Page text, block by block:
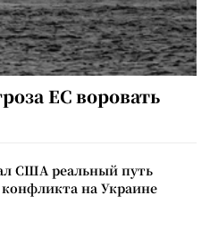
ЕС воровать
США реальный путь
на Украине